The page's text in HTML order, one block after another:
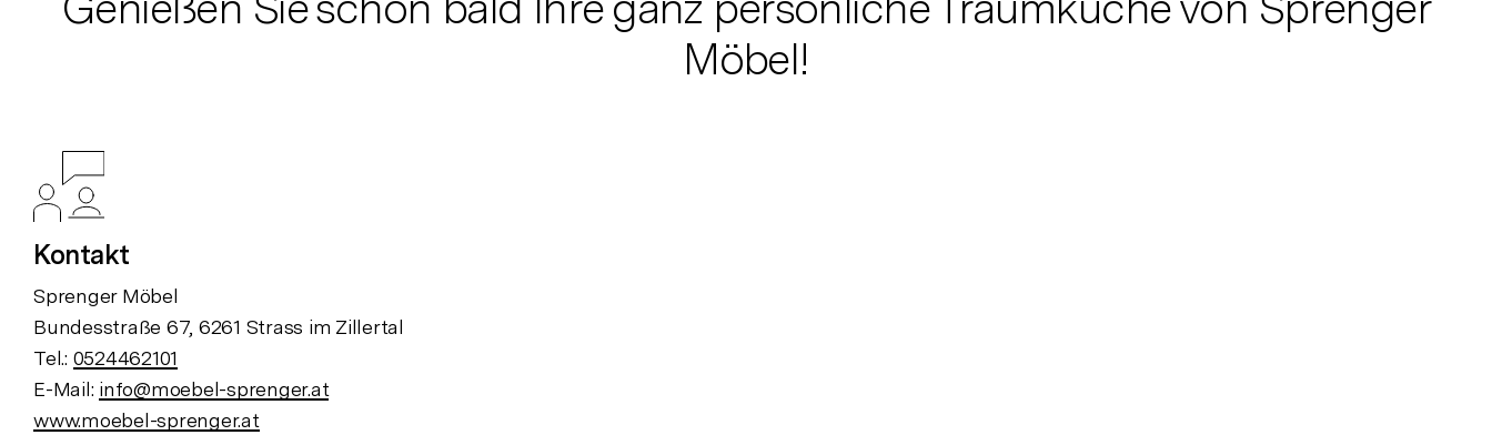
Möbel!
Kontakt
Sprenger Möbel
Bundesstraße 67, 6261 Strass im Zillertal
Tel.: 0524462101
E-Mail: info@moebel-sprenger.at
www.moebel-sprenger.at